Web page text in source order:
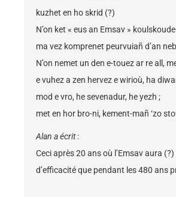
kuzhet en ho skrid (?)
N’on ket « eus an Emsav »
ma vez komprenet peurvuiañ d’an
N’on nemet un den e-touez ar re all,
e vuhez a zen hervez e wirioù, ha
mod e vro, he sevenadur, he yezh ;
met en hor bro-ni, kement-mañ ‘zo
Alan a écrit:
Ceci après 20 ans où l’Emsav aura
d’efficacité que pendant les 480 ans